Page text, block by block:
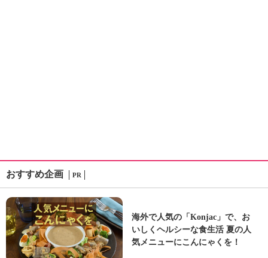
おすすめ企画 PR
海外で人気の「Konjac」で、お
いしくヘルシーな食生活 夏の人
気メニューにこんにゃくを！